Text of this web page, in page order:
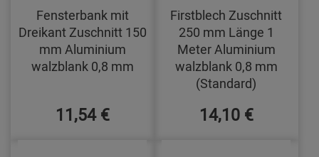
Fensterbank mit
Dreikant Zuschnitt 150
mm Aluminium
walzblank 0,8 mm
11,54 €
Firstblech Zuschnitt
250 mm Länge 1
Meter Aluminium
walzblank 0,8 mm
(Standard)
14,10 €